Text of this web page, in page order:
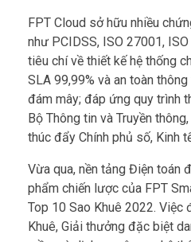
FPT Cloud sở hữu nhiều
như PCIDSS, ISO 27001,
tiêu chí về thiết kế hệ thống
SLA 99,99% và an toàn
đám mây; đáp ứng quy trình
Bộ Thông tin và Truyền
thúc đẩy Chính phủ số, Kinh
Vừa qua, nền tảng Điện toán
phẩm chiến lược của FPT
Top 10 Sao Khuê 2022. Việc
Khuê, Giải thưởng đặc biệt